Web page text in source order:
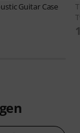
Guitar Case